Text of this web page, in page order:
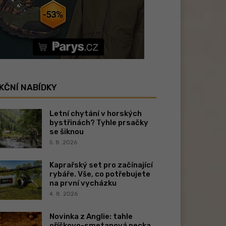
NABÍDKY
Letní chytání v horských
bystřinách? Tyhle prsačky
se šiknou
5. 8. 2026
Kaprařský set pro začínající
rybáře. Vše, co potřebujete
na první vycházku
4. 8. 2026
Novinka z Anglie: tahle